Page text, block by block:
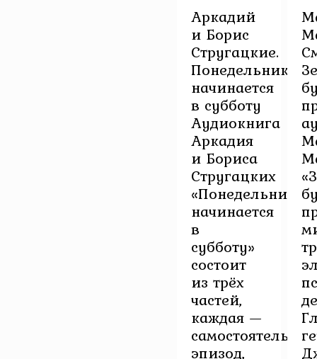
Аркадий
и Борис
Стругацкие.
Понедельник
начинается
в субботу
Аудиокнига
Аркадия
и Бориса
Стругацких
«Понедельник
начинается
в
субботу»
состоит
из трёх
частей,
каждая —
эпизод,